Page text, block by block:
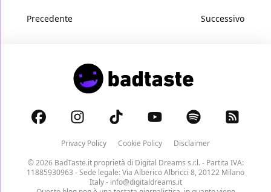
Precedente Successivo
Privacy Policy Cookie Policy
Disclaimer
© 2026 BadTaste.it proprietà di Digital Dreams s.r.l.- Partita IVA:
11885930963 - Sede legale: Via Alberico Albricci 8, 20122 Milano
Italy - info@digitaldreams.it